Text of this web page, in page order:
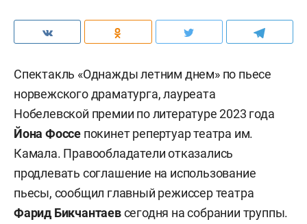
Спектакль «Однажды летним днем» по пьесе
норвежского драматурга, лауреата
Нобелевской премии по литературе 2023 года
Йона Фоссе покинет репертуар театра им.
Камала. Правообладатели отказались
продлевать соглашение на использование
пьесы, сообщил главный режиссер театра
Фарид Бикчантаевсегодня на собрании труппы.